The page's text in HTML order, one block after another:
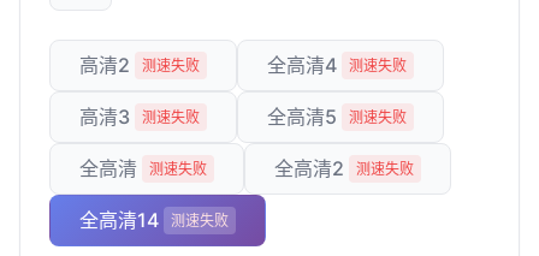
高清2 测速失败 全高清4 测速失败
高清3 测速失败 全高清5 测速失败
全高清 测速失败 全高清2 测速失败
全高清14 测速失败